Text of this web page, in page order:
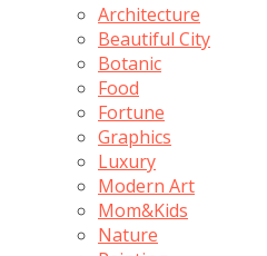
Architecture
Beautiful City
Botanic
Food
Fortune
Graphics
Luxury
Modern Art
Mom&Kids
Nature